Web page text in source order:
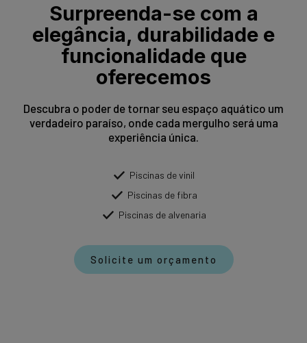
Surpreenda-se com a
elegância, durabilidade e
funcionalidade que
oferecemos
Descubra o poder de tornar seu espaço aquático um
verdadeiro paraíso, onde cada mergulho será uma
experiência única.
Piscinas de vinil
Piscinas de fibra
Piscinas de alvenaria
Solicite um orçamento